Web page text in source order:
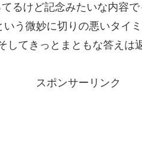
るけど記念みたいな内容
う微妙に切りの悪いタイ
してきっとまともな答えは
スポンサーリンク